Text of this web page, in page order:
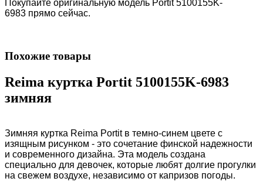
Покупайте оригинальную модель Portit 5100155K-
6983 прямо сейчас.
Похожие товары
Reima куртка Portit 5100155K-6983
зимняя
Зимняя куртка Reima Portitв темно-синем цвете с
изящным рисунком - это сочетание финской надежности
и современного дизайна. Эта модель создана
специально для девочек, которые любят долгие прогулки
на свежем воздухе, независимо от капризов погоды.